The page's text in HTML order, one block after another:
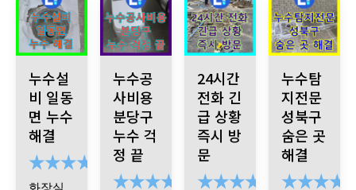
누수설
비 일동
면 누수
해결
누수공
사비용
분당구
누수 걱
정 끝
24시간
전화 긴
급 상황
즉시 방
문
누수탐
지전문
성북구
숨은 곳
해결